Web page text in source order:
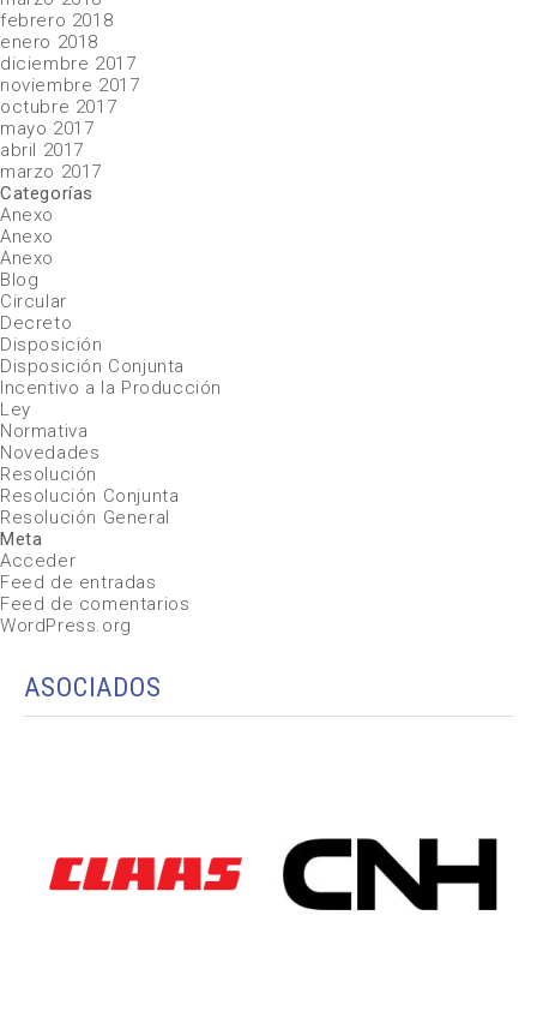
febrero 2018
enero 2018
diciembre 2017
noviembre 2017
octubre 2017
mayo 2017
abril 2017
marzo 2017
Categorías
Anexo
Anexo
Anexo
Blog
Circular
Decreto
Disposición
Disposición Conjunta
Incentivo a la Producción
Ley
Normativa
Novedades
Resolución
Resolución Conjunta
Resolución General
Meta
Acceder
Feed de entradas
Feed de comentarios
WordPress.org
ASOCIADOS